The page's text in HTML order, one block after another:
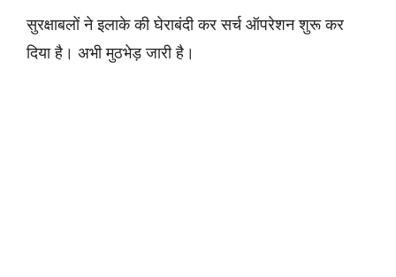
सुरक्षाबलों ने इलाके की घेराबंदी कर सर्च ऑपरेशन शुरू कर
दिया है। अभी मुठभेड़ जारी है।